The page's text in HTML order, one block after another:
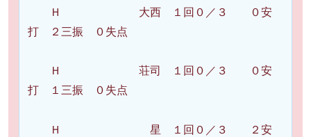
Ｈ 大西 １回０／３ ０安
打 ２三振 ０失点
Ｈ 荘司 １回０／３ ０安
打 １三振 ０失点
Ｈ 星 １回０／３ ２安